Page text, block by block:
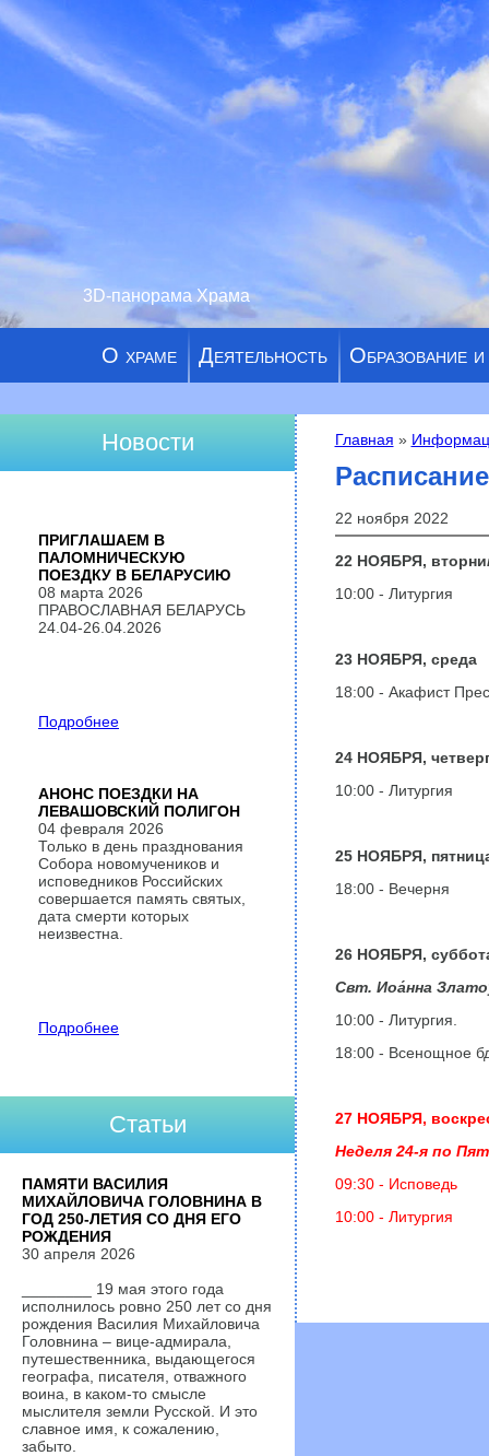
3D-панорама Храма
О храме Деятельность Образование
Вы здесь
Главная »
22 ноября 2022
22 НОЯБРЯ, вторни
10:00 - Литургия
23 НОЯБРЯ, среда
18:00 - Акафист
24 НОЯБРЯ,
10:00 - Литургия
25 НОЯБРЯ,
18:00 - Вечерня
26 НОЯБРЯ,
Свт. Иоа́нна
10:00 - Литургия.
18:00 - Всенощное
27 НОЯБРЯ,
Неделя 24-я по
09:30 - Исповедь
10:00 - Литургия
Новости
ПРИГЛАШАЕМ В
ПАЛОМНИЧЕСКУЮ
ПОЕЗДКУ В БЕЛАРУСИЮ
08 марта 2026
ПРАВОСЛАВНАЯ БЕЛАРУСЬ
24.04-26.04.2026
Подробнее
АНОНС ПОЕЗДКИ НА
ЛЕВАШОВСКИЙ ПОЛИГОН
04 февраля 2026
Только в день празднования
Собора новомучеников и
исповедников Российских
совершается память святых,
дата смерти которых
неизвестна.
Подробнее
Статьи
ПАМЯТИ ВАСИЛИЯ
МИХАЙЛОВИЧА ГОЛОВНИНА В
ГОД 250-ЛЕТИЯ СО ДНЯ ЕГО
РОЖДЕНИЯ
30 апреля 2026
________ 19 мая этого года
исполнилось ровно 250 лет со дня
рождения Василия Михайловича
Головнина – вице-адмирала,
путешественника, выдающегося
географа, писателя, отважного
воина, в каком-то смысле
мыслителя земли Русской. И это
славное имя, к сожалению,
забыто.